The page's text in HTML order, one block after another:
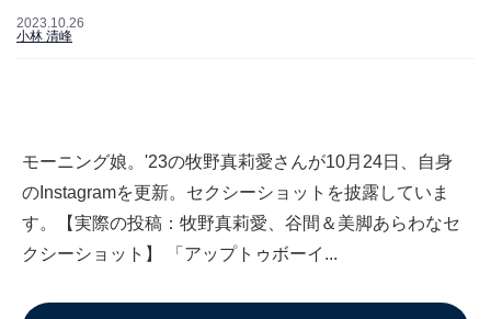
2023.10.26
小林 清峰
モーニング娘。'23の牧野真莉愛さんが10月24日、自身
のInstagramを更新。セクシーショットを披露していま
す。【実際の投稿：牧野真莉愛、谷間＆美脚あらわなセ
クシーショット】 「アップトゥボーイ...